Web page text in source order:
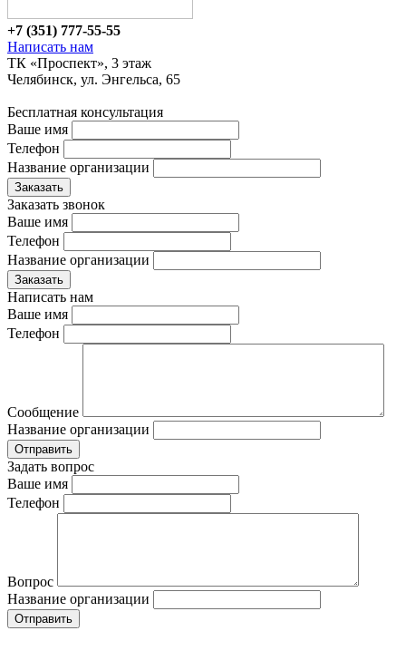
+7 (351) 777-55-55
Написать нам
ТК «Проспект», 3 этаж
Челябинск, ул. Энгельса, 65
Бесплатная консультация
Ваше имя
Телефон
Название организации
Заказать звонок
Ваше имя
Телефон
Название организации
Написать нам
Ваше имя
Телефон
Сообщение
Название организации
Задать вопрос
Ваше имя
Телефон
Вопрос
Название организации